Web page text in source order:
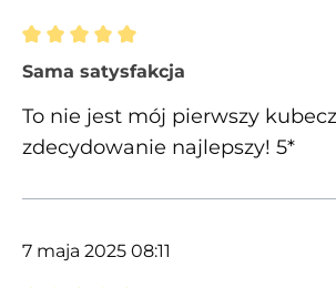
Recenzja z oceną 5 spośród 5
Sama satysfakcja
To nie jest mój pierwszy
zdecydowanie najlepszy! 5*
7 maja 2025 08:11